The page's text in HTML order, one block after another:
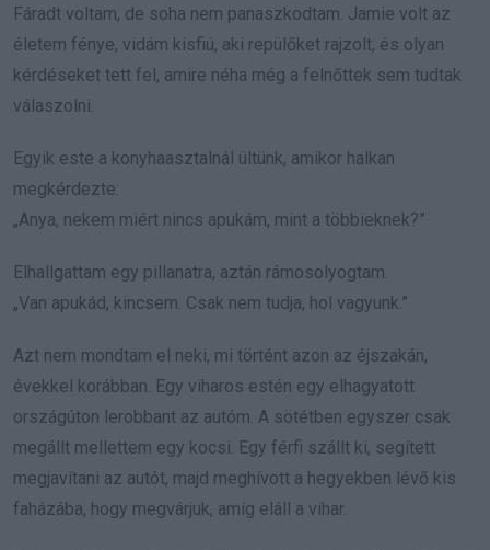
Fáradt voltam, de soha nem panaszkodtam. Jamie volt az
életem fénye, vidám kisfiú, aki repülőket rajzolt, és olyan
kérdéseket tett fel, amire néha még a felnőttek sem tudtak
válaszolni.
Egyik este a konyhaasztalnál ültünk, amikor halkan
megkérdezte:
„Anya, nekem miért nincs apukám, mint a többieknek?”
Elhallgattam egy pillanatra, aztán rámosolyogtam.
„Van apukád, kincsem. Csak nem tudja, hol vagyunk.”
Azt nem mondtam el neki, mi történt azon az éjszakán,
évekkel korábban. Egy viharos estén egy elhagyatott
országúton lerobbant az autóm. A sötétben egyszer csak
megállt mellettem egy kocsi. Egy férfi szállt ki, segített
megjavítani az autót, majd meghívott a hegyekben lévő kis
faházába, hogy megvárjuk, amíg eláll a vihar.